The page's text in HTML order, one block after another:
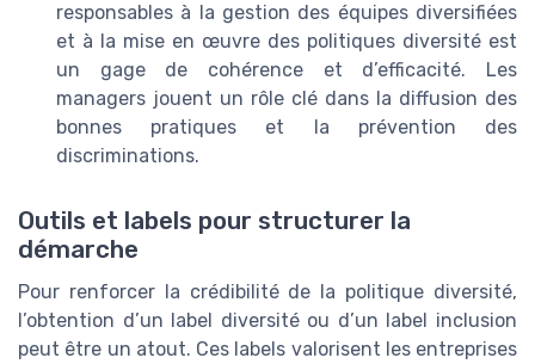
responsables à la gestion des équipes diversifiées
et à la mise en œuvre des politiques diversité est
un gage de cohérence et d’efficacité. Les
managers jouent un rôle clé dans la diffusion des
bonnes pratiques et la prévention des
discriminations.
Outils et labels pour structurer la
démarche
Pour renforcer la crédibilité de la politique diversité,
l’obtention d’un label diversité ou d’un label inclusion
peut être un atout. Ces labels valorisent les entreprises